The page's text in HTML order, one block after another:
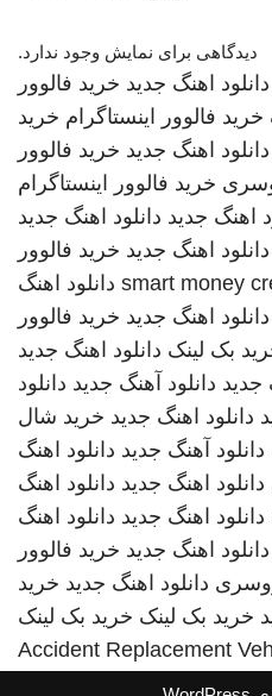
دیدگاهی برای نمایش وجود ندارد.
دانلود اهنگ جدید خرید فالوور
خرید فالوور اینستاگرام خرید
دانلود اهنگ جدید خرید فالوور
خرید فالوور اینستاگرام
اهنگ جدید دانلود اهنگ جدید
دانلود اهنگ جدید خرید فالوور
smart money دانلود اهنگ
دانلود اهنگ جدید خرید فالوور
بک لینک دانلود اهنگ جدید
جدید دانلود آهنگ جدید دانلود
دانلود اهنگ جدید خرید شال
دانلود آهنگ جدید دانلود اهنگ
دانلود اهنگ جدید دانلود اهنگ
دانلود اهنگ جدید دانلود اهنگ
دانلود اهنگ جدید خرید فالوور
دانلود اهنگ جدید خرید
خرید بک لینک خرید بک لینک
Accident Replacement